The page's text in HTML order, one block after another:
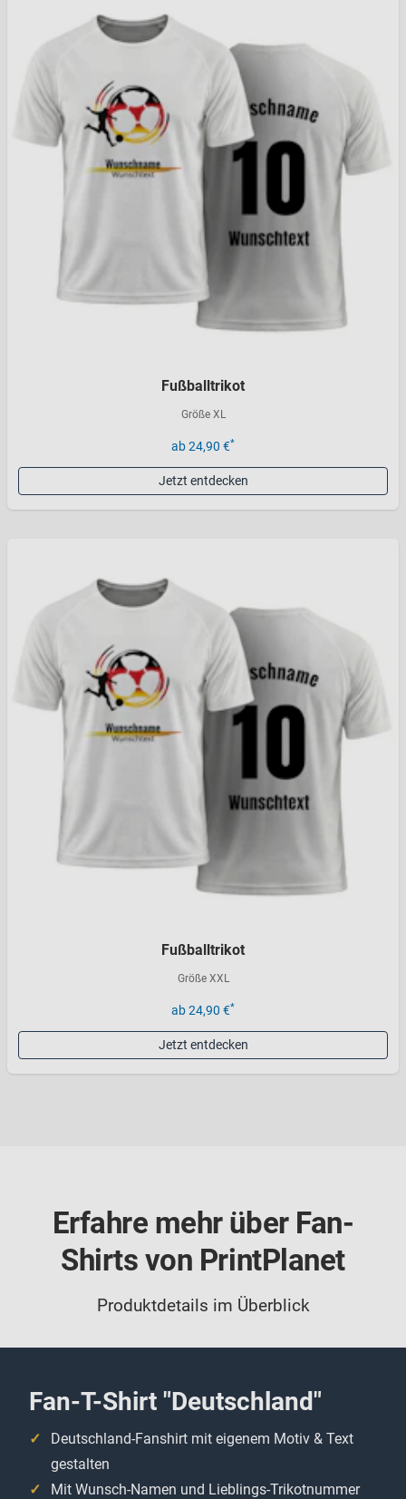
Fußballtrikot
Größe XL
ab 24,90 €*
Jetzt entdecken
Fußballtrikot
Größe XXL
ab 24,90 €*
Jetzt entdecken
Erfahre mehr über Fan-
Shirts von PrintPlanet
Produktdetails im Überblick
Fan-T-Shirt "Deutschland"
Deutschland-Fanshirt mit eigenem Motiv & Text
gestalten
Mit Wunsch-Namen und Lieblings-Trikotnummer